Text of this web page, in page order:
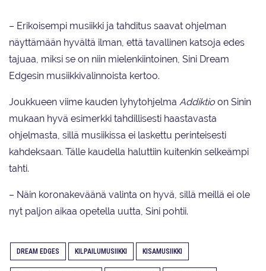
– Erikoisempi musiikki ja tahditus saavat ohjelman
näyttämään hyvältä ilman, että tavallinen katsoja edes
tajuaa, miksi se on niin mielenkiintoinen, Sini Dream
Edgesin musiikkivalinnoista kertoo.
Joukkueen viime kauden lyhytohjelma Addiktio on Sinin
mukaan hyvä esimerkki tahdillisesti haastavasta
ohjelmasta, sillä musiikissa ei laskettu perinteisesti
kahdeksaan. Tälle kaudella haluttiin kuitenkin selkeämpi
tahti.
– Näin koronakeväänä valinta on hyvä, sillä meillä ei ole
nyt paljon aikaa opetella uutta, Sini pohtii.
DREAM EDGES KILPAILUMUSIIKKI KISAMUSIIKKI